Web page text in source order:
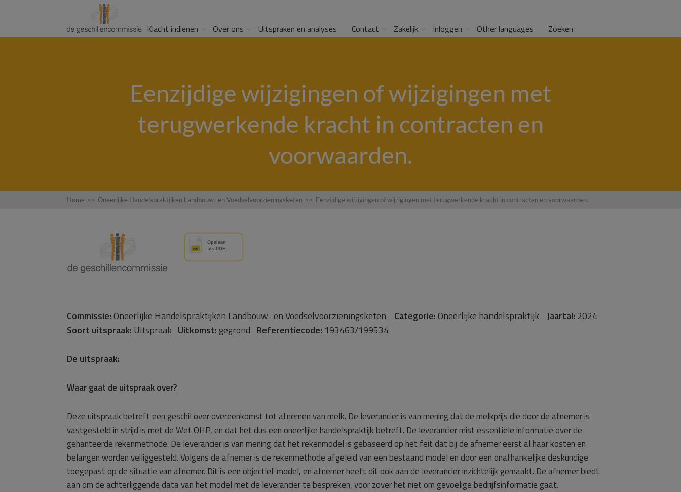
Klacht indienen Over ons Uitspraken en analyses Contact Zakelijk Inloggen Other languages Zoeken
Eenzijdige wijzigingen of wijzigingen met
terugwerkende kracht in contracten en
voorwaarden.
Home >> Oneerlijke Handelspraktijken Landbouw- en Voedselvoorzieningsketen >> Eenzijdige wijzigingen of wijzigingen met terugwerkende kracht in contracten en voorwaarden.
Commissie:Oneerlijke Handelspraktijken Landbouw- en Voedselvoorzieningsketen Categorie:Oneerlijke handelspraktijk Jaartal: 2024
Soort uitspraak: Uitspraak Uitkomst:gegrond Referentiecode: 193463/199534
De uitspraak:
Waar gaat de uitspraak over?
Deze uitspraak betreft een geschil over overeenkomst tot afnemen van melk. De leverancier is van mening dat de melkprijs die door de afnemer is
vastgesteld in strijd is met de Wet OHP, en dat het dus een oneerlijke handelspraktijk betreft. De leverancier mist essentiële informatie over de
gehanteerde rekenmethode. De leverancier is van mening dat het rekenmodel is gebaseerd op het feit dat bij de afnemer eerst al haar kosten en
belangen worden veiliggesteld. Volgens de afnemer is de rekenmethode afgeleid van een bestaand model en door een onafhankelijke deskundige
toegepast op de situatie van afnemer. Dit is een objectief model, en afnemer heeft dit ook aan de leverancier inzichtelijk gemaakt. De afnemer biedt
aan om de achterliggende data van het model met de leverancier te bespreken, voor zover het niet om gevoelige bedrijfsinformatie gaat.